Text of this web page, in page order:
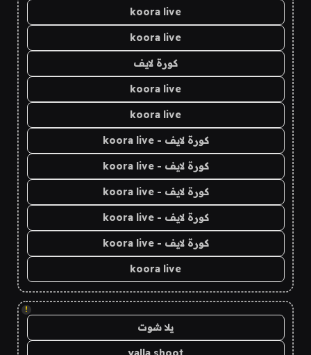
koora live
koora live
كورة لايف
koora live
koora live
كورة لايف - koora live
كورة لايف - koora live
كورة لايف - koora live
كورة لايف - koora live
كورة لايف - koora live
koora live
!
يلا شوت